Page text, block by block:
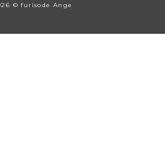
© furisode Ange